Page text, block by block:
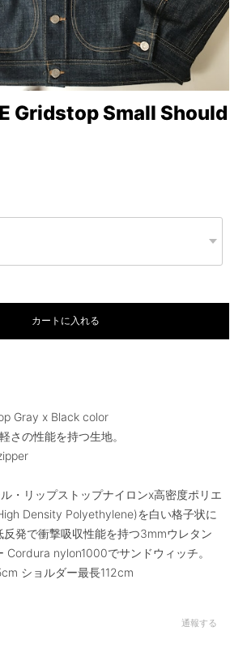
Gridstop Small Should
カートに入れる
Gray x Black color
さの性能を持つ生地。
・リップストップナイロンx高密度ポリエ
Density Polyethylene)を白い格子状に
反発で衝撃吸収性能を持つ3mmウレタン
Cordura nylon1000でサンドウィッチ。
ショルダー最長112cm
通報する